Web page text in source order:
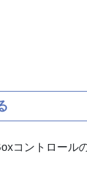
コントロール